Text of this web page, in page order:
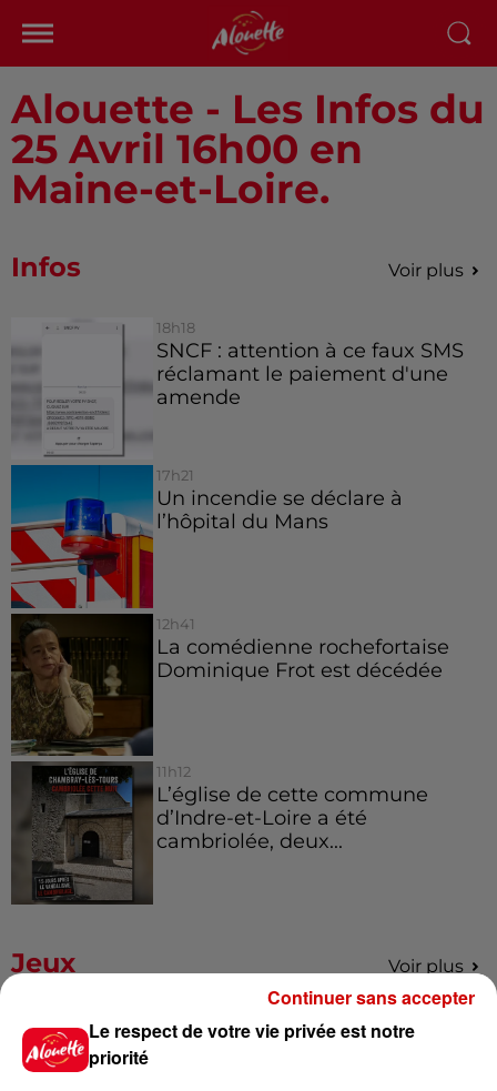
Alouette - Les Infos du
25 Avril 16h00 en
Maine-et-Loire.
Infos Voir plus
18h18
SNCF : attention à ce faux SMS
réclamant le paiement d'une
amende
17h21
Un incendie se déclare à
l’hôpital du Mans
12h41
La comédienne rochefortaise
Dominique Frot est décédée
11h12
L’église de cette commune
d’Indre-et-Loire a été
cambriolée, deux...
Jeux Voir plus
Gagnez vos places pour le
festival Marché Gourmand 2026
Le respect de votre vie privée est notre
priorité
Continuer sans accepter